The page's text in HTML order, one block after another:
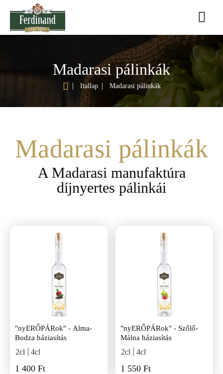
Madarasi pálinkák
h
Itallap Madarasi pálinkák
Madarasi pálinkák
A Madarasi manufaktúra
díjnyertes pálinkái
"nyERŐPÁRok" - Alma-
Bodza háziasítás
2cl 4cl
1 400 Ft
"nyERŐPÁRok" - Szőlő-
Málna háziasítás
2cl 4cl
1 550 Ft